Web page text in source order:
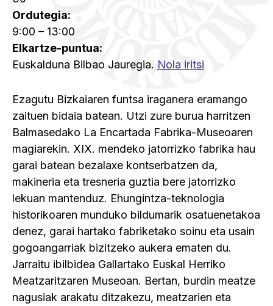
Ordutegia:
9:00 – 13:00
Elkartze-puntua:
Euskalduna Bilbao Jauregia. Nola iritsi
Ezagutu Bizkaiaren funtsa iraganera eramango
zaituen bidaia batean. Utzi zure burua harritzen
Balmasedako La Encartada Fabrika-Museoaren
magiarekin. XIX. mendeko jatorrizko fabrika hau
garai batean bezalaxe kontserbatzen da,
makineria eta tresneria guztia bere jatorrizko
lekuan mantenduz. Ehungintza-teknologia
historikoaren munduko bildumarik osatuenetakoa
denez, garai hartako fabriketako soinu eta usain
gogoangarriak bizitzeko aukera ematen du.
Jarraitu ibilbidea Gallartako Euskal Herriko
Meatzaritzaren Museoan. Bertan, burdin meatze
nagusiak arakatu ditzakezu, meatzarien eta